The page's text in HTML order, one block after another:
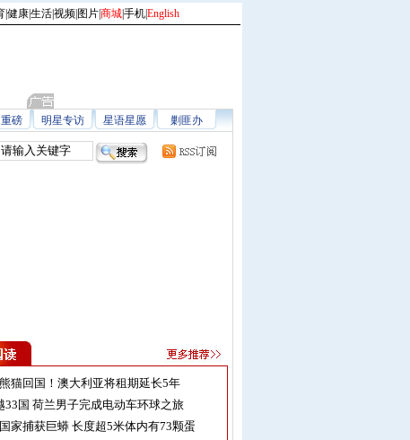
|健康|生活|视频| 图片|商城|手机|English
剿匪办
星语星愿
明星专访
磅
猫回国！澳大利亚将租期延长5年
33国 荷兰男子完成电动车环球之旅
家捕获巨蟒 长度超5米体内有73颗蛋